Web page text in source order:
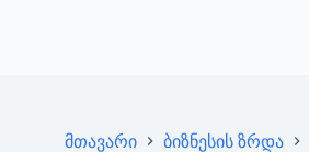
მთავარი ბიზნესის ზრდა